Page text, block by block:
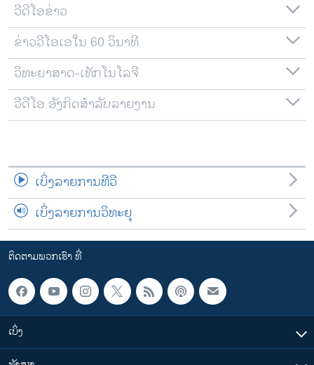
ວີດີໂອຂ່າວ
ຂ່າວວີໂອເອໃນ 60 ວິນາທີ
ວິທະຍາສາດ-ເທັກໂນໂລຈີ
ວີດີໂອ ອັງກິດສຳລັບລາຍງານ
ເບິ່ງລາຍການທີວີ
ເບິ່ງລາຍການວິທະຍຸ
ຕິດຕາມພວກເຮົາ ທີ່
ເບິ່ງ